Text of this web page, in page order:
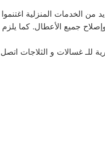
الخدمات المنزلية
للـ غسالات و الثلاجات